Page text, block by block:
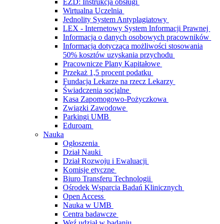
EZD: Instrukcja obsługi
Wirtualna Uczelnia
Jednolity System Antyplagiatowy
LEX - Internetowy System Informacji Prawnej
Informacja o danych osobowych pracowników
Informacja dotycząca możliwości stosowania
50% kosztów uzyskania przychodu
Pracownicze Plany Kapitałowe
Przekaż 1,5 procent podatku
Fundacja Lekarze na rzecz Lekarzy
Świadczenia socjalne
Kasa Zapomogowo-Pożyczkowa
Związki Zawodowe
Parkingi UMB
Eduroam
Nauka
Ogłoszenia
Dział Nauki
Dział Rozwoju i Ewaluacji
Komisje etyczne
Biuro Transferu Technologii
Ośrodek Wsparcia Badań Klinicznych
Open Access
Nauka w UMB
Centra badawcze